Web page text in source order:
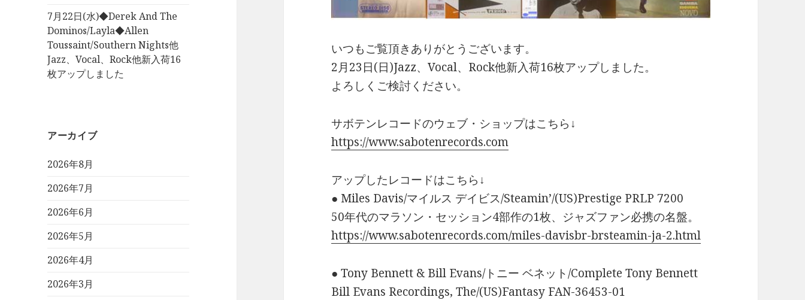
7月22日(水)◆Derek And The
Dominos/Layla◆Allen
Toussaint/Southern Nights他
Jazz、Vocal、Rock他新入荷16
枚アップしました
アーカイブ
2026年8月
2026年7月
2026年6月
2026年5月
2026年4月
2026年3月
いつもご覧頂きありがとうございます。
2月23日(日)Jazz、Vocal、Rock他新入荷16枚アップしました。
よろしくご検討ください。
サボテンレコードのウェブ・ショップはこちら↓
https://www.sabotenrecords.com
アップしたレコードはこちら↓
● Miles Davis/マイルス デイビス/Steamin’/(US)Prestige PRLP 7200
50年代のマラソン・セッション4部作の1枚、ジャズファン必携の名盤。
https://www.sabotenrecords.com/miles-davisbr-brsteamin-ja-2.html
● Tony Bennett & Bill Evans/トニー ベネット/Complete Tony Bennett
Bill Evans Recordings, The/(US)Fantasy FAN-36453-01